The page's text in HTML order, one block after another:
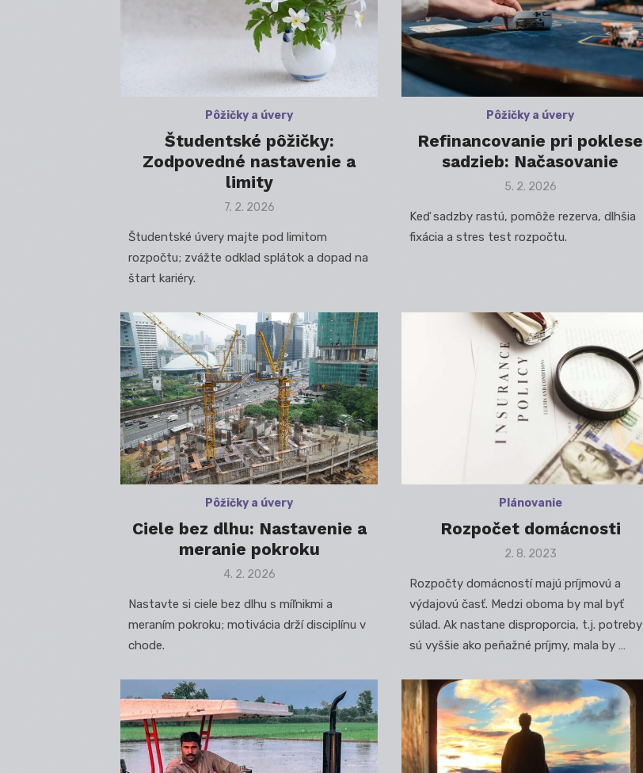
Pôžičky a úvery
Študentské pôžičky:
Zodpovedné nastavenie a
limity
Posted
7. 2. 2026
Študentské úvery majte pod limitom
rozpočtu; zvážte odklad splátok a dopad na
štart kariéry.
Pôžičky a úvery
Refinancovanie pri poklese
sadzieb: Načasovanie
Posted
5. 2. 2026
Keď sadzby rastú, pomôže rezerva, dlhšia
fixácia a stres test rozpočtu.
Pôžičky a úvery
Ciele bez dlhu: Nastavenie a
meranie pokroku
Posted
4. 2. 2026
Nastavte si ciele bez dlhu s míľnikmi a
meraním pokroku; motivácia drží disciplínu v
chode.
Plánovanie
Rozpočet domácnosti
Posted
2. 8. 2023
Rozpočty domácností majú príjmovú a
výdajovú časť. Medzi oboma by mal byť
súlad. Ak nastane disproporcia, t.j. potreby
sú vyššie ako peňažné príjmy, mala by …